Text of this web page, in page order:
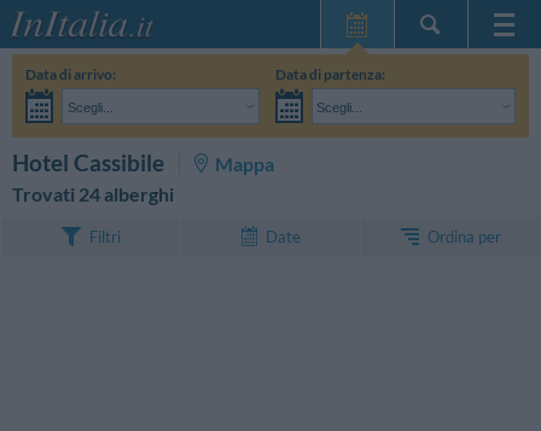
Home Page
Le mie Prenotazioni
InItalia Club
Data di arrivo:
Scegli...
Data di partenza:
Scegli...
Hotel Cassibile
Mappa
Trovati 24 alberghi
Filtri Date Ordina per